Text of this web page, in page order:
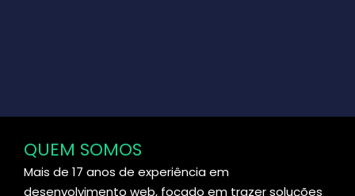
QUEM SOMOS
Mais de 17 anos de experiência em
desenvolvimento web, focado em trazer soluções